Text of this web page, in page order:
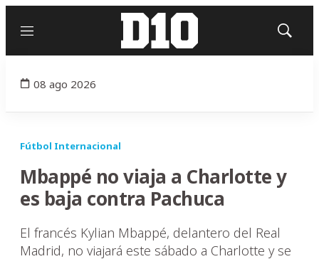
Menú
Mostrar
08 ago 2026
Fútbol Internacional
Mbappé no viaja a Charlotte y
es baja contra Pachuca
El francés Kylian Mbappé, delantero del Real
Madrid, no viajará este sábado a Charlotte y se